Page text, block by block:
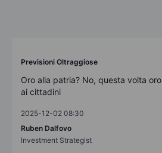
Previsioni Oltraggiose
Oro alla patria? No, questa volta oro
ai cittadini
2025-12-02 08:30
Ruben Dalfovo
Investment Strategist